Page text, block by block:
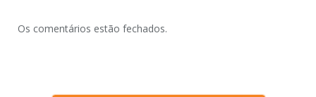
Os comentários estão fechados.